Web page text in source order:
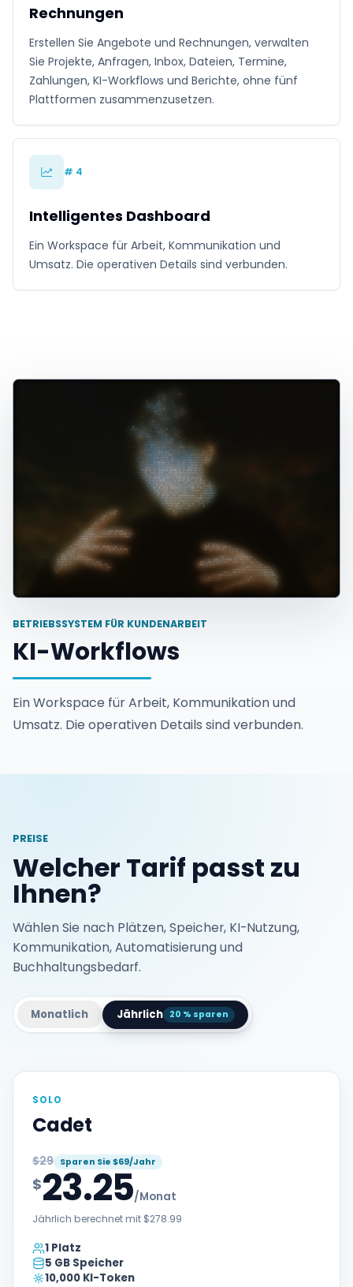
Rechnungen
Erstellen Sie Angebote und Rechnungen, verwalten
Sie Projekte, Anfragen, Inbox, Dateien, Termine,
Zahlungen, KI-Workflows und Berichte, ohne fünf
Plattformen zusammenzusetzen.
# 4
Intelligentes Dashboard
Ein Workspace für Arbeit, Kommunikation und
Umsatz. Die operativen Details sind verbunden.
BETRIEBSSYSTEM FÜR KUNDENARBEIT
KI-Workflows
Ein Workspace für Arbeit, Kommunikation und
Umsatz. Die operativen Details sind verbunden.
PREISE
Welcher Tarif passt zu
Ihnen?
Wählen Sie nach Plätzen, Speicher, KI-Nutzung,
Kommunikation, Automatisierung und
Buchhaltungsbedarf.
Monatlich Jährlich 20 % sparen
SOLO
Cadet
$29 Sparen Sie $69/Jahr
$23.25/Monat
Jährlich berechnet mit $278.99
1 Platz
5 GB Speicher
10,000 KI-Token